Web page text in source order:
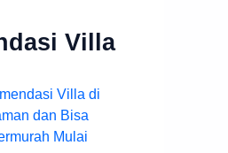
Villa
Villa di
dan Bisa
Mulai